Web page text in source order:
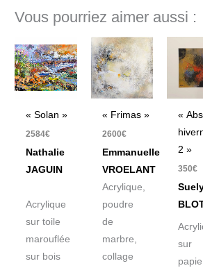
Vous pourriez aimer aussi :
« Solan »
2584€
Nathalie
JAGUIN
Acrylique
sur toile
marouflée
sur bois
« Frimas »
2600€
Emmanuelle
VROELANT
Acrylique,
poudre
de
marbre,
collage
«
2 »
350€
sur